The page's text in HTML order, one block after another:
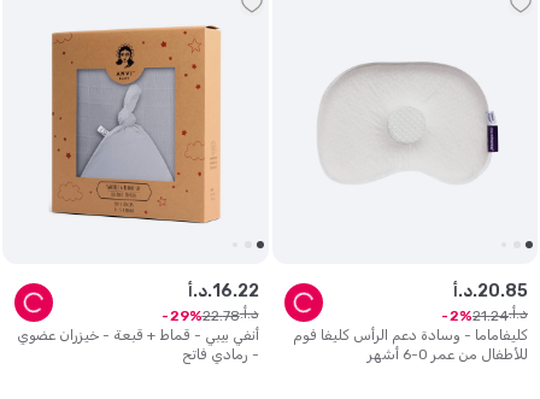
كليفاماما - وسادة دعم الرأس كليفا فوم
للأطفال من عمر 0-6 أشهر
د.أ.20.85
د.أ. 21.24
2
أنفي بيبي - قماط + قبعة - خيزران عضوي
- رمادي فاتح
د.أ.16.22
د.أ. 22.78
29